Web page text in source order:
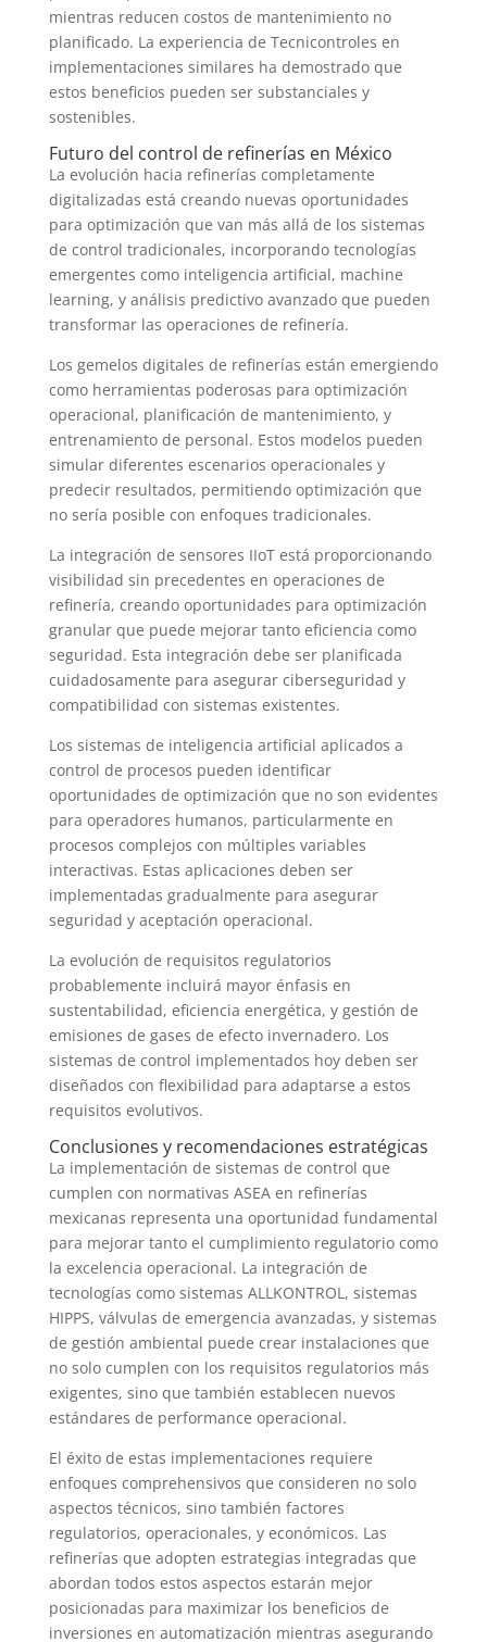
mientras reducen costos de mantenimiento no
planificado. La experiencia de Tecnicontroles en
implementaciones similares ha demostrado que
estos beneficios pueden ser substanciales y
sostenibles.
Futuro del control de refinerías en México
La evolución hacia refinerías completamente
digitalizadas está creando nuevas oportunidades
para optimización que van más allá de los sistemas
de control tradicionales, incorporando tecnologías
emergentes como inteligencia artificial, machine
learning, y análisis predictivo avanzado que pueden
transformar las operaciones de refinería.
Los gemelos digitales de refinerías están emergiendo
como herramientas poderosas para optimización
operacional, planificación de mantenimiento, y
entrenamiento de personal. Estos modelos pueden
simular diferentes escenarios operacionales y
predecir resultados, permitiendo optimización que
no sería posible con enfoques tradicionales.
La integración de sensores IIoT está proporcionando
visibilidad sin precedentes en operaciones de
refinería, creando oportunidades para optimización
granular que puede mejorar tanto eficiencia como
seguridad. Esta integración debe ser planificada
cuidadosamente para asegurar ciberseguridad y
compatibilidad con sistemas existentes.
Los sistemas de inteligencia artificial aplicados a
control de procesos pueden identificar
oportunidades de optimización que no son evidentes
para operadores humanos, particularmente en
procesos complejos con múltiples variables
interactivas. Estas aplicaciones deben ser
implementadas gradualmente para asegurar
seguridad y aceptación operacional.
La evolución de requisitos regulatorios
probablemente incluirá mayor énfasis en
sustentabilidad, eficiencia energética, y gestión de
emisiones de gases de efecto invernadero. Los
sistemas de control implementados hoy deben ser
diseñados con flexibilidad para adaptarse a estos
requisitos evolutivos.
Conclusiones y recomendaciones estratégicas
La implementación de sistemas de control que
cumplen con normativas ASEA en refinerías
mexicanas representa una oportunidad fundamental
para mejorar tanto el cumplimiento regulatorio como
la excelencia operacional. La integración de
tecnologías como sistemas ALLKONTROL, sistemas
HIPPS, válvulas de emergencia avanzadas, y sistemas
de gestión ambiental puede crear instalaciones que
no solo cumplen con los requisitos regulatorios más
exigentes, sino que también establecen nuevos
estándares de performance operacional.
El éxito de estas implementaciones requiere
enfoques comprehensivos que consideren no solo
aspectos técnicos, sino también factores
regulatorios, operacionales, y económicos. Las
refinerías que adopten estrategias integradas que
abordan todos estos aspectos estarán mejor
posicionadas para maximizar los beneficios de
inversiones en automatización mientras asegurando